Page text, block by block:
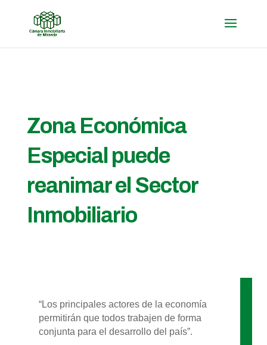
Zona Económica
Especial puede
reanimar el Sector
Inmobiliario
“Los principales actores de la economía
permitirán que todos trabajen de forma
conjunta para el desarrollo del país”.